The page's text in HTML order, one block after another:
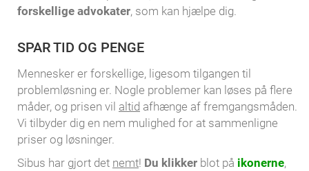
forskellige advokater, som kan hjælpe dig.
SPAR TID OG PENGE
Mennesker er forskellige, ligesom tilgangen til
problemløsning er. Nogle problemer kan løses på flere
måder, og prisen vil altid afhænge af fremgangsmåden.
Vi tilbyder dig en nem mulighed for at sammenligne
priser og løsninger.
Sibus har gjort det nemt! Du klikker blot på ikonerne,